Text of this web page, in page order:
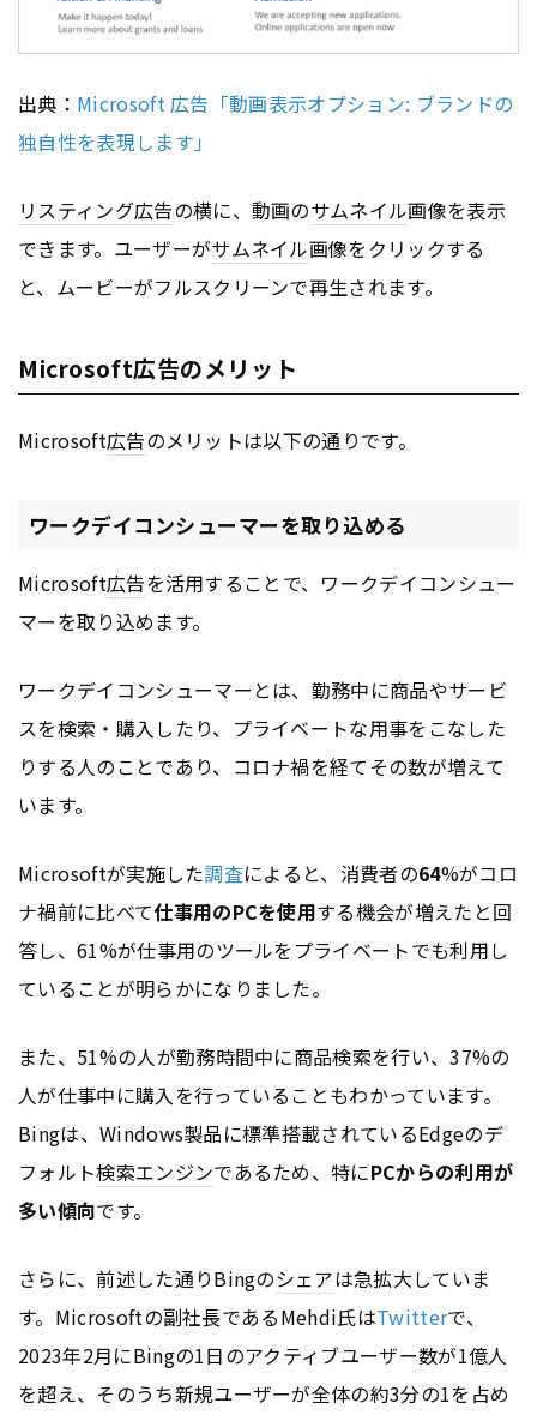
出典： Microsoft 広告「動画表示オプション: ブランドの
独自性を表現します」
リスティング広告の横に、動画のサムネイル画像を表示
できます。ユーザーがサムネイル画像をクリックする
と、ムービーがフルスクリーンで再生されます。
Microsoft広告のメリット
Microsoft広告のメリットは以下の通りです。
ワークデイコンシューマーを取り込める
Microsoft広告を活用することで、ワークデイコンシュー
マーを取り込めます。
ワークデイコンシューマーとは、勤務中に商品やサービ
スを検索・購入したり、プライベートな用事をこなした
りする人のことであり、コロナ禍を経てその数が増えて
います。
Microsoftが実施した調査によると、消費者の64%がコロ
ナ禍前に比べて仕事用のPCを使用する機会が増えたと回
答し、61%が仕事用のツールをプライベートでも利用し
ていることが明らかになりました。
また、51%の人が勤務時間中に商品検索を行い、37%の
人が仕事中に購入を行っていることもわかっています。
Bingは、Windows製品に標準搭載されているEdgeのデ
フォルト検索エンジンであるため、特にPCからの利用が
多い傾向です。
さらに、前述した通りBingのシェアは急拡大していま
す。Microsoftの副社長であるMehdi氏はTwitterで、
2023年2月にBingの1日のアクティブユーザー数が1億人
を超え、そのうち新規ユーザーが全体の約3分の1を占め